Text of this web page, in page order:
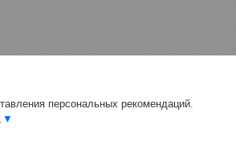
персональных рекомендаций.